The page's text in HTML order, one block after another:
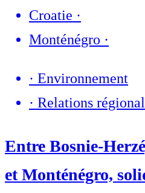
Croatie ·
Monténégro ·
· Environnement
· Relations
Entre Bosnie-
et Monténégro,